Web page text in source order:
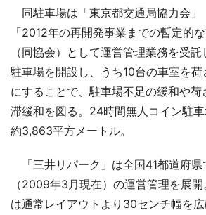
同駐車場は「東京都交通局協力会」
「2012年の再開発事業までの暫定的
（同協会）として運営管理業務を受
駐車場を開設し、うち10台の車室を
にすることで、駐車場不足の緩和や
滞緩和を図る。24時間無人コイン駐
約3,863平方メートル。
「三井リパーク」は全国41都道府県
（2009年3月現在）の運営管理を展開
は通常レイアウトより30センチ幅を